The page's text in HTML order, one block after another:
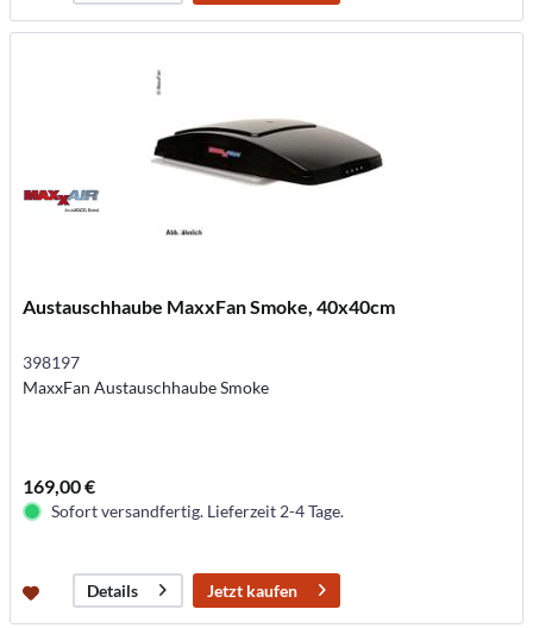
Austauschhaube MaxxFan Smoke, 40x40cm
398197
MaxxFan Austauschhaube Smoke
169,00 €
Sofort versandfertig. Lieferzeit 2-4 Tage.
Details Jetzt kaufen